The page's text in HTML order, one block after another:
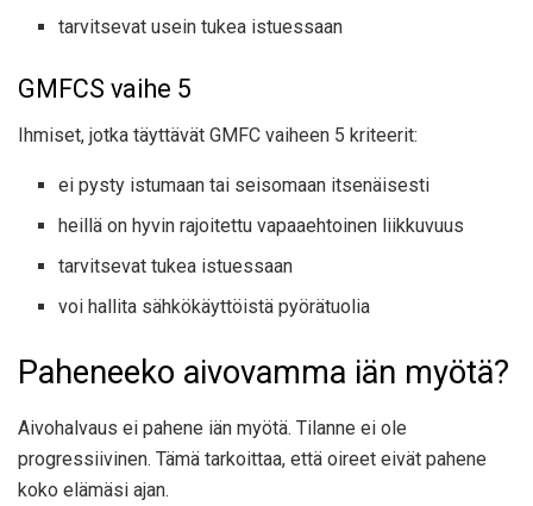
tarvitsevat usein tukea istuessaan
GMFCS vaihe 5
Ihmiset, jotka täyttävät GMFC vaiheen 5 kriteerit:
ei pysty istumaan tai seisomaan itsenäisesti
heillä on hyvin rajoitettu vapaaehtoinen liikkuvuus
tarvitsevat tukea istuessaan
voi hallita sähkökäyttöistä pyörätuolia
Paheneeko aivovamma iän myötä?
Aivohalvaus ei pahene iän myötä. Tilanne ei ole
progressiivinen. Tämä tarkoittaa, että oireet eivät pahene
koko elämäsi ajan.